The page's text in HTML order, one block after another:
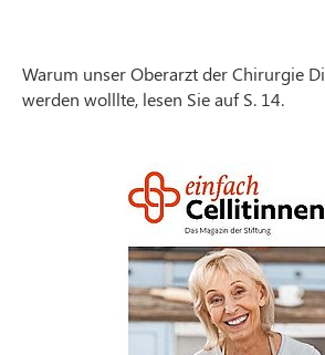
Warum unser Oberarzt der Chirurgie
werden wolllte, lesen Sie auf S. 14.